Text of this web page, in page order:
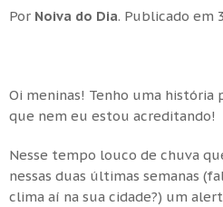
Por Noiva do Dia. Publicado em
Oi meninas! Tenho uma história
que nem eu estou acreditando!
Nesse tempo louco de chuva
nessas duas últimas semanas
clima aí na sua cidade?) um